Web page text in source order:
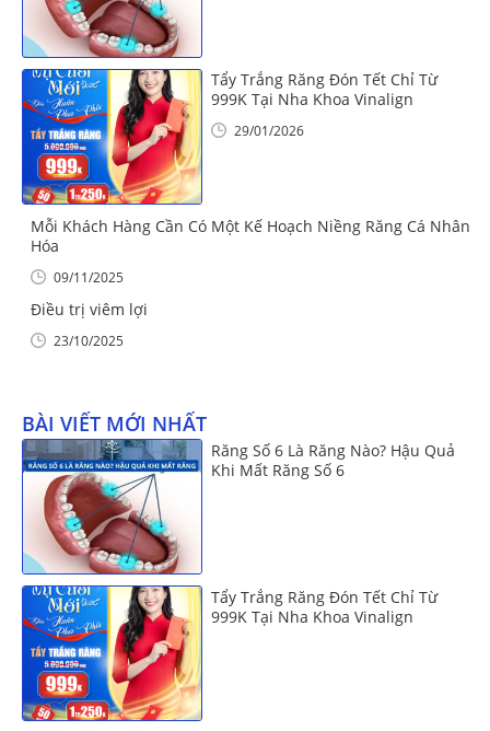
Tẩy Trắng Răng Đón Tết Chỉ Từ
999K Tại Nha Khoa Vinalign
29/01/2026
Mỗi Khách Hàng Cần Có Một Kế Hoạch Niềng Răng Cá Nhân
Hóa
09/11/2025
Điều trị viêm lợi
23/10/2025
BÀI VIẾT MỚI NHẤT
Răng Số 6 Là Răng Nào? Hậu Quả
Khi Mất Răng Số 6
Tẩy Trắng Răng Đón Tết Chỉ Từ
999K Tại Nha Khoa Vinalign